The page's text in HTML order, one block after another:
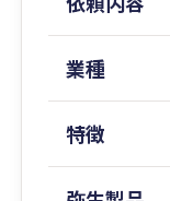
業種
特徴